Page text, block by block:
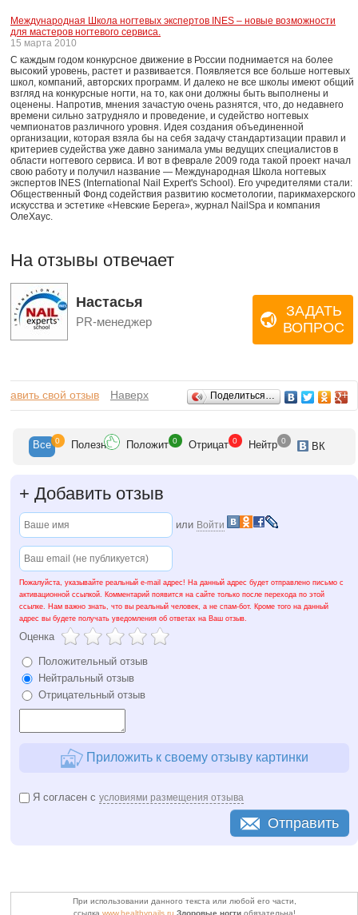
Международная Школа ногтевых экспертов INES – новые возможности
для мастеров ногтевого сервиса.
15 марта 2010
С каждым годом конкурсное движение в России поднимается на более
высокий уровень, растет и развивается. Появляется все больше ногтевых
школ, компаний, авторских программ. И далеко не все школы имеют общий
взгляд на конкурсные ногти, на то, как они должны быть выполнены и
оценены. Напротив, мнения зачастую очень разнятся, что, до недавнего
времени сильно затрудняло и проведение, и судейство ногтевых
чемпионатов различного уровня. Идея создания объединенной
организации, которая взяла бы на себя задачу стандартизации правил и
критериев судейства уже давно занимала умы ведущих специалистов в
области ногтевого сервиса. И вот в феврале 2009 года такой проект начал
свою работу и получил название — Международная Школа ногтевых
экспертов INES (International Nail Expert's School). Его учредителями стали:
Общественный Фонд содействия развитию косметологии, парикмахерского
искусства и эстетике «Невские Берега», журнал NailSpa и компания
ОлеХаус.
На отзывы отвечает
Настасья
PR-менеджер
ЗАДАТЬ
ВОПРОС
Отзывы
свой отзыв Наверх Поделиться…
Все 0 Полезн Положит 0 Отрицат 0 Нейтр 0 ВК
+ Добавить отзыв
или Войти
Пожалуйста, указывайте реальный e-mail адрес! На данный адрес будет отправлено письмо с
активационной ссылкой. Комментарий появится на сайте только после перехода по этой
ссылке. Нам важно знать, что вы реальный человек, а не спам-бот. Кроме того на данный
адрес вы будете получать уведомления об ответах на Ваш отзыв.
Оценка
Положительный отзыв
Нейтральный отзыв
Отрицательный отзыв
Приложить к своему отзыву картинки
Я согласен с условиями размещения отзыва
Отправить
При использовании данного текста или любой его части,
ссылка www.healthynails.ru Здоровые ногтиобязательна!